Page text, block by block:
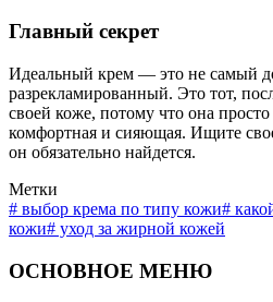
Главный секрет
Идеальный крем — это не самый
разрекламированный. Это тот,
своей коже, потому что она
комфортная и сияющая. Ищите
он обязательно найдется.
Метки
# выбор крема по типу кожи#
кожи# уход за жирной кожей
ОСНОВНОЕ МЕНЮ